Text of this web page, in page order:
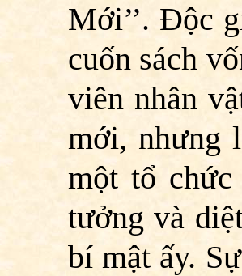
Mới’’. Độc
cuốn sách
viên nhân
mới, nhưng
một tổ
tưởng và
bí mật ấy.